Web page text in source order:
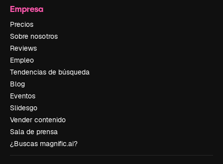
Empresa
Precios
Sobre nosotros
Reviews
Empleo
Tendencias de búsqueda
Blog
Eventos
Slidesgo
Vender contenido
Sala de prensa
¿Buscas magnific.ai?